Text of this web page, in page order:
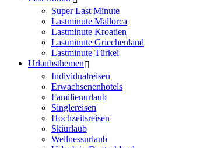
Super Last Minute
Lastminute Mallorca
Lastminute Kroatien
Lastminute Griechenland
Lastminute Türkei
Urlaubsthemen
Individualreisen
Erwachsenenhotels
Familienurlaub
Singlereisen
Hochzeitsreisen
Skiurlaub
Wellnessurlaub